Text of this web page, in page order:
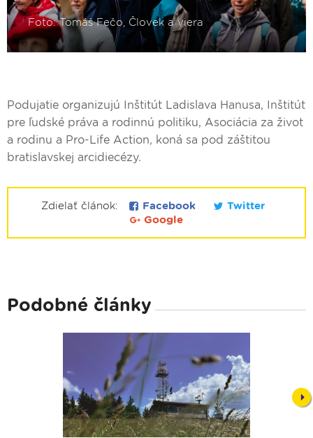
Podujatie organizujú Inštitút Ladislava Hanusa, Inštitút
pre ľudské práva a rodinnú politiku, Asociácia za život
a rodinu a Pro-Life Action, koná sa pod záštitou
bratislavskej arcidiecézy.
Zdielať článok: Facebook
Twitter
Google
Podobné články